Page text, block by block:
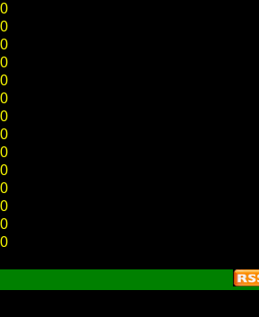
0
0
0
0
0
0
0
0
0
0
0
0
0
0